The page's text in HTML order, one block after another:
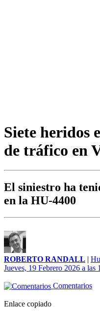
Siete heridos
de tráfico en
El siniestro ha
en la HU-4400
ROBERTO RANDALL |
Jueves, 19 Febrero 2026 a las
Comentarios
Enlace copiado